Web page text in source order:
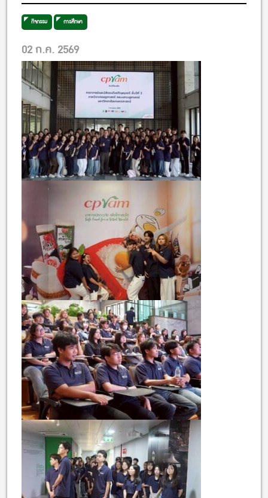
กิจกรรม การศึกษา
02 ก.ค. 2569